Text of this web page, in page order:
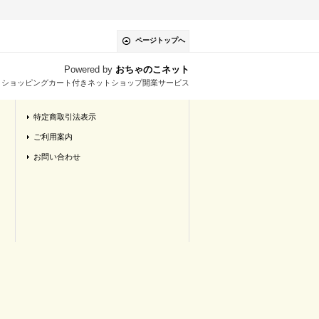
ページトップへ
Powered by おちゃのこネット
ョッピングカート付きネットショップ開業サービス
特定商取引法表示
ご利用案内
お問い合わせ